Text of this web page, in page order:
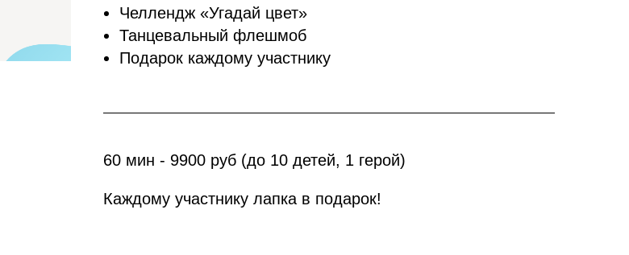
Челлендж «Угадай цвет»
Танцевальный флешмоб
Подарок каждому участнику
60 мин - 9900 руб (до 10 детей, 1 герой)
Каждому участнику лапка в подарок!